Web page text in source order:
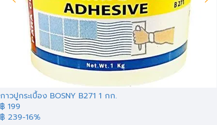
กาวปูกระเบื้อง BOSNY B271 1 กก.
฿ 199
฿ 239-16%